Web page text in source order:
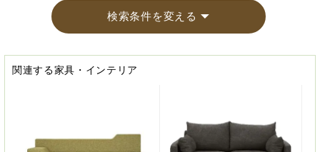
検索条件を変える
関連する家具・インテリア